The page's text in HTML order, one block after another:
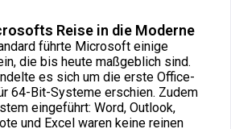
Reise in die Moderne
führte Microsoft einige
die bis heute maßgeblich sind.
es sich um die erste Office-
64-Bit-Systeme erschien. Zudem
eingeführt: Word, Outlook,
und Excel waren keine reinen